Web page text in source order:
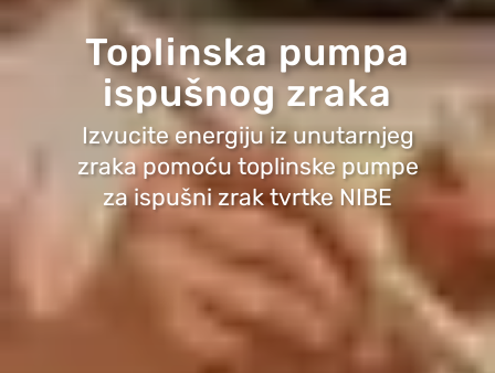
Toplinska pumpa
ispušnog zraka
Izvucite energiju iz unutarnjeg
zraka pomoću toplinske pumpe
za ispušni zrak tvrtke NIBE